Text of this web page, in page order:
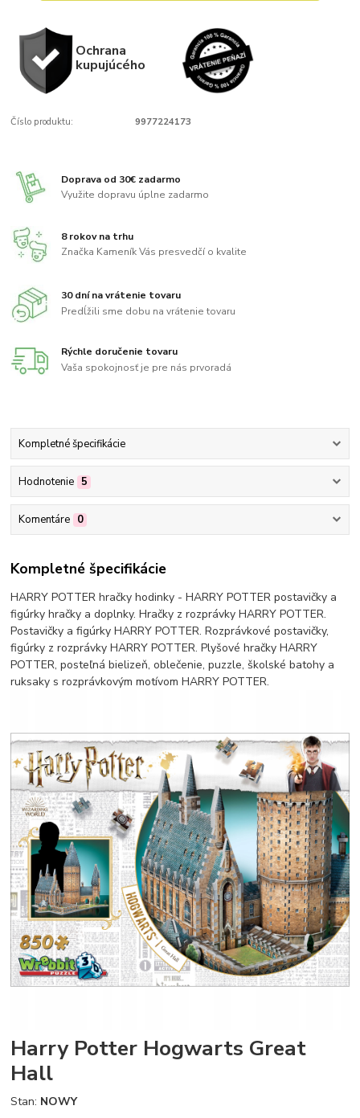
Ochrana
kupujúcého
Číslo produktu: 9977224173
Doprava od 30€ zadarmo
Využite dopravu úplne zadarmo
8 rokov na trhu
Značka Kameník Vás presvedčí o kvalite
30 dní na vrátenie tovaru
Predĺžili sme dobu na vrátenie tovaru
Rýchle doručenie tovaru
Vaša spokojnosť je pre nás prvoradá
Kompletné špecifikácie
Hodnotenie 5
Komentáre 0
Kompletné špecifikácie
HARRY POTTER hračky hodinky - HARRY POTTER postavičky a
figúrky hračky a doplnky. Hračky z rozprávky HARRY POTTER.
Postavičky a figúrky HARRY POTTER. Rozprávkové postavičky,
figúrky z rozprávky HARRY POTTER. Plyšové hračky HARRY
POTTER, posteľná bielizeň, oblečenie, puzzle, školské batohy a
ruksaky s rozprávkovým motívom HARRY POTTER.
Harry Potter Hogwarts Great
Hall
Stan: NOWY